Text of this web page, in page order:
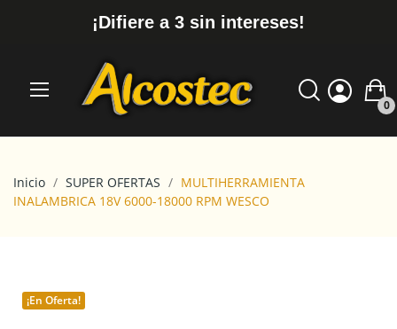
¡Difiere a 3 sin intereses!
0
Inicio SUPER OFERTAS
MULTIHERRAMIENTA
INALAMBRICA 18V 6000-18000 RPM WESCO
¡En Oferta!